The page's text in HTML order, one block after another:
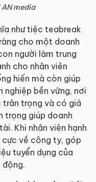
media
như tiệc teabreak
cho một doanh
người làm trung
cho nhân viên
hiến mà còn giúp
nghiệp bền vững, nơi
trân trọng và có giá
trọng giúp doanh
Khi nhân viên hạnh
cực về công ty, góp
tuyển dụng của
động.